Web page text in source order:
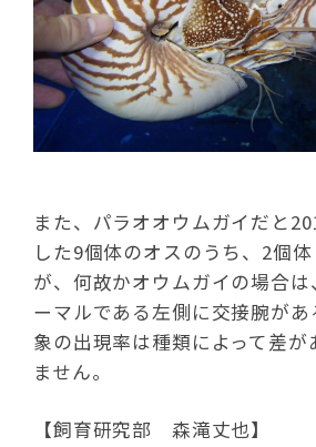
また、パラオオウムガイだと
した9個体のオスのうち、2個
が、何故かオウムガイの場合は
ーマルである左側に交接腕が
象の出現率は種類によって差
ません。
【飼育研究部 森滝丈也】